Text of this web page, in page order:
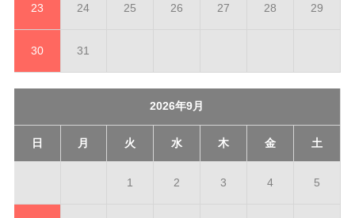
23 24 25 26 27 28 29
30 31
2026年9月
日 月 火 水 木 金 土
1 2 3 4 5